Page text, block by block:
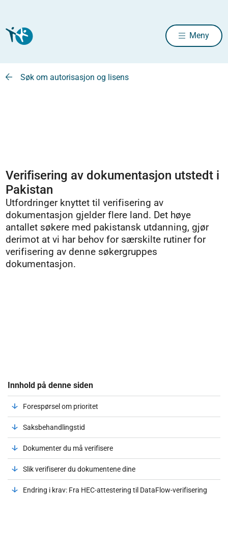
Meny
Søk om autorisasjon og lisens
Verifisering av dokumentasjon utstedt i
Pakistan
Utfordringer knyttet til verifisering av
dokumentasjon gjelder flere land. Det høye
antallet søkere med pakistansk utdanning, gjør
derimot at vi har behov for særskilte rutiner for
verifisering av denne søkergruppes
dokumentasjon.
Innhold på denne siden
Forespørsel om prioritet
Saksbehandlingstid
Dokumenter du må verifisere
Slik verifiserer du dokumentene dine
Endring i krav: Fra HEC-attestering til DataFlow-verifisering